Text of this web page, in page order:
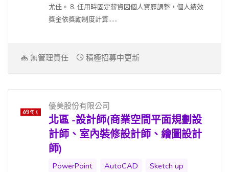
尤佳。 8. 任用時固定薪資因個人資歷調整，個人績效
獎金依獎勵制度計算......
無管理責任 積極招募中更新
優美股份有限公司
北區 -設計師(商業空間平面規劃設
計師、室內裝修設計師、繪圖設計
師)
PowerPoint AutoCAD Sketch up